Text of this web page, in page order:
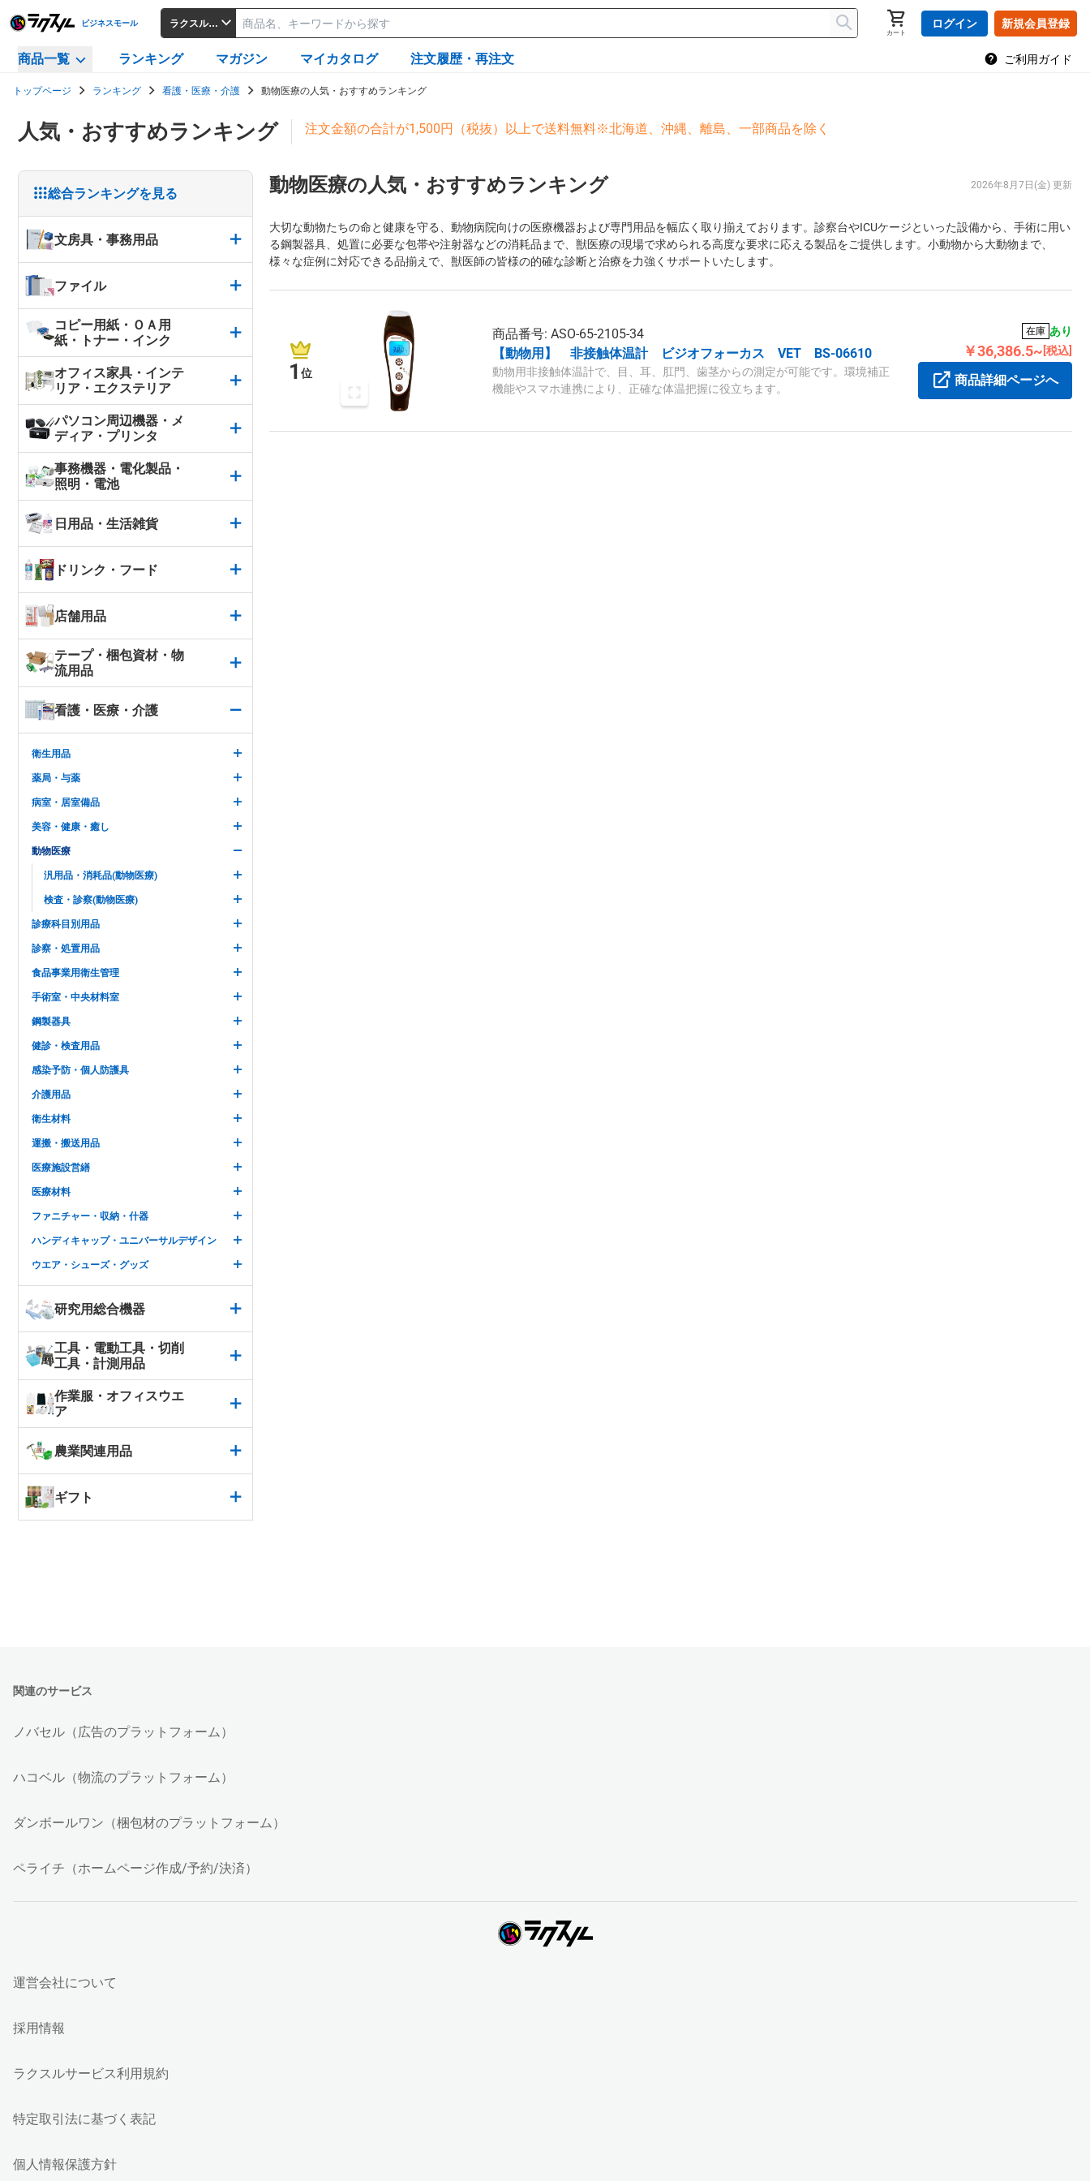
ビジネスモール ラクスルビジネスモール
カート
ログイン 新規会員登録
商品一覧 ランキング マガジン マイカタログ 注文履歴・再注文 ご利用ガイド
トップページ ランキング 看護・医療・介護 動物医療の人気・おすすめランキング
人気・おすすめランキング 注文金額の合計が1,500円（税抜）以上で送料無料※北海道、沖縄、離島、一部商品を除く
総合ランキングを見る
文房具・事務用品
ファイル
コピー用紙・ＯＡ用
紙・トナー・インク
オフィス家具・インテ
リア・エクステリア
パソコン周辺機器・メ
ディア・プリンタ
事務機器・電化製品・
照明・電池
日用品・生活雑貨
ドリンク・フード
店舗用品
テープ・梱包資材・物
流用品
看護・医療・介護
衛生用品
薬局・与薬
病室・居室備品
美容・健康・癒し
動物医療
汎用品・消耗品(動物医療)
検査・診察(動物医療)
診療科目別用品
診察・処置用品
食品事業用衛生管理
手術室・中央材料室
鋼製器具
健診・検査用品
感染予防・個人防護具
介護用品
衛生材料
運搬・搬送用品
医療施設営繕
医療材料
ファニチャー・収納・什器
ハンディキャップ・ユニバーサルデザイン
ウエア・シューズ・グッズ
研究用総合機器
工具・電動工具・切削
工具・計測用品
作業服・オフィスウエ
ア
農業関連用品
ギフト
動物医療の人気・おすすめランキング 2026年8月7日(金) 更新
大切な動物たちの命と健康を守る、動物病院向けの医療機器および専門用品を幅広く取り揃えております。診察台やICUケージといった設備から、手術に用い
る鋼製器具、処置に必要な包帯や注射器などの消耗品まで、獣医療の現場で求められる高度な要求に応える製品をご提供します。小動物から大動物まで、
様々な症例に対応できる品揃えで、獣医師の皆様の的確な診断と治療を力強くサポートいたします。
1 位
商品番号: ASO-65-2105-34
【動物用】 非接触体温計 ビジオフォーカス VET BS-06610
動物用非接触体温計で、目、耳、肛門、歯茎からの測定が可能です。環境補正
機能やスマホ連携により、正確な体温把握に役立ちます。
在庫 あり
￥36,386.5~[税込]
商品詳細ページへ
関連のサービス
ノバセル（広告のプラットフォーム）
ハコベル（物流のプラットフォーム）
ダンボールワン（梱包材のプラットフォーム）
ペライチ（ホームページ作成/予約/決済）
運営会社について
採用情報
ラクスルサービス利用規約
特定取引法に基づく表記
個人情報保護方針